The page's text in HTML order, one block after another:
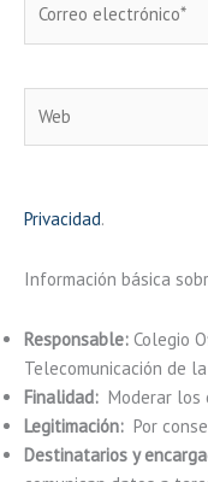
electrónico*
Privacidad.
Información básica
Responsable: Colegio
Telecomunicación de
Finalidad: Moderar los
Legitimación: Por
Destinatarios y